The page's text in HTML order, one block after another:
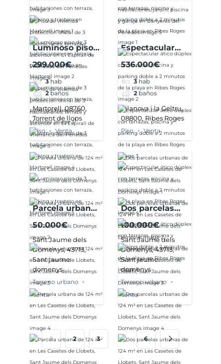
Luminoso piso
de 3
con terraza,
parking y
trastero en
Martorell
299.000€
3 hab
2 baños
Martorell, 08760,
Torrent de llops
Piso Venta
Espectacular
ático dúplex
piscina y
parking doble a
2 minutos de la
playa en Ribes
Roges
536.000€
3 hab
2 baños
Vilanova i la Geltru,
08800, Ribes Roges
Piso Venta
Parcela urbana
de 124 m² en
Llobets, Sant
Jaume dels
Domenys
50.000€
Sant Jaume dels
Domenys, 43713,
Sant jaume
domenys
Terreno urbano
Venta
Dos parcelas
urbanas de 124
m² en Les
Casetes de
Llobets, Sant
Jaume dels
Domenys
100.000€
Sant Jaume dels
Domenys, 43713,
Sant jaume
domenys
Terreno urbano
Venta
1 2 3 … 6